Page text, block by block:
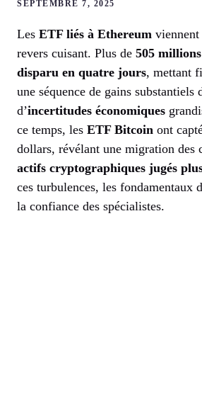
SEPTEMBRE 7, 2025
Les ETF liés à Ethereum viennent
revers cuisant. Plus de 505
disparu en quatre jours, mettant
une séquence de gains substantiels
d’incertitudes économiques
ce temps, les ETF Bitcoin ont
dollars, révélant une migration des
actifs cryptographiques jugés
ces turbulences, les fondamentaux
la confiance des spécialistes.